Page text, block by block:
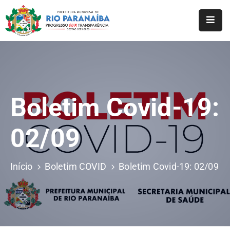
Prefeitura
Notícias
Serviços
Transparência
Webmail
Boletim Covid-19:
02/09
Início Boletim COVID Boletim Covid-19: 02/09